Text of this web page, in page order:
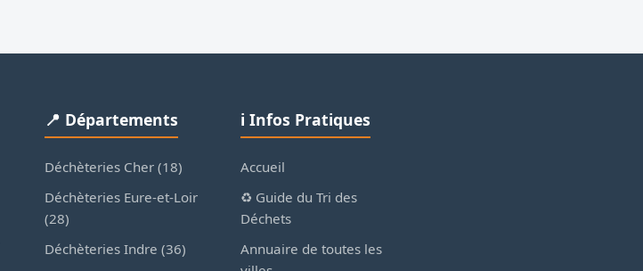
📍 Départements
Déchèteries Cher (18)
Déchèteries Eure-et-Loir
(28)
Déchèteries Indre (36)
ℹ️ Infos Pratiques
Accueil
♻️ Guide du Tri des
Déchets
Annuaire de toutes les